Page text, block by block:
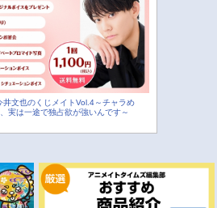
井文也のくじメイトVol.4～チャラめ
実は一途で独占欲が強いんです～